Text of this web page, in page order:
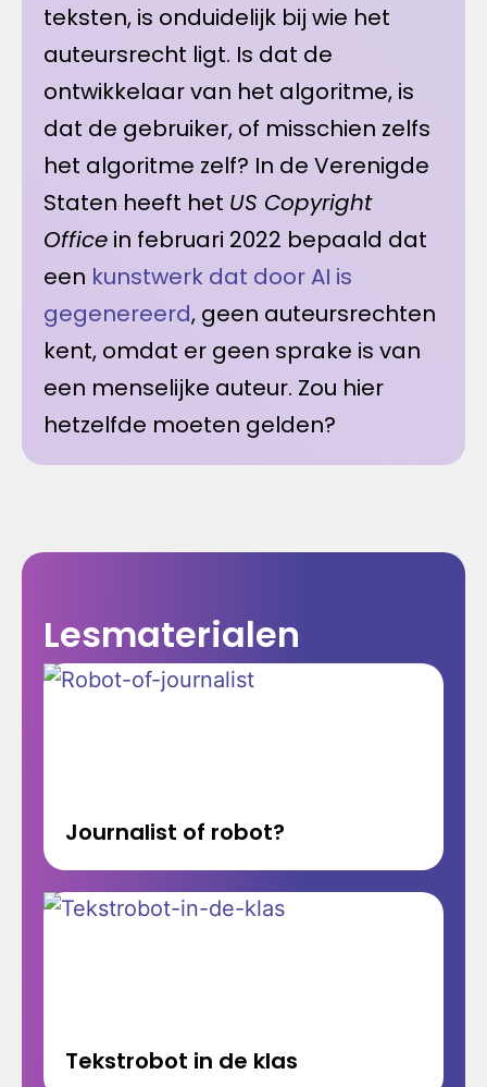
teksten, is onduidelijk bij wie het
auteursrecht ligt. Is dat de
ontwikkelaar van het algoritme, is
dat de gebruiker, of misschien zelfs
het algoritme zelf? In de Verenigde
Staten heeft het US Copyright
Office in februari 2022 bepaald dat
een kunstwerk dat door AI is
gegenereerd, geen auteursrechten
kent, omdat er geen sprake is van
een menselijke auteur. Zou hier
hetzelfde moeten gelden?
Lesmaterialen
Journalist of robot?
Tekstrobot in de klas